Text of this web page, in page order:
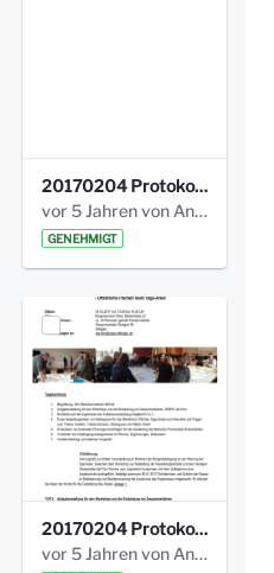
20170204 Protokoll Workshop 2 Promenade Schloßstraße (1).pdf
vor 5 Jahren von Anni Schlumberger
GENEHMIGT
20170204 Protokoll Workshop 2 Promenade Schloßstraße .pdf
vor 5 Jahren von Anni Schlumberger